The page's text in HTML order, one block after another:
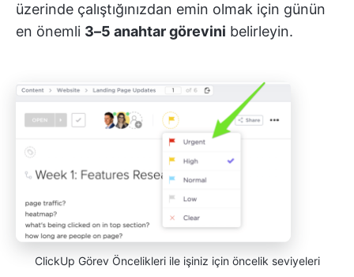
üzerinde çalıştığınızdan emin olmak için günün
en önemli 3–5 anahtar görevini belirleyin.
ClickUp Görev Öncelikleri ile işiniz için öncelik seviyeleri